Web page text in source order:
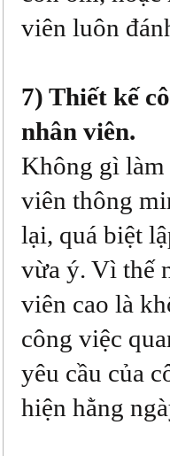
viên luôn
7) Thiết kế
nhân viên.
Không gì làm
viên thông
lại, quá biệt
vừa ý. Vì thế
viên cao là
công việc
yêu cầu của
hiện hằng